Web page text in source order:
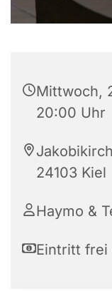
Mittwoch,
20:00 Uhr
24103 Kiel
Haymo &
Eintritt frei